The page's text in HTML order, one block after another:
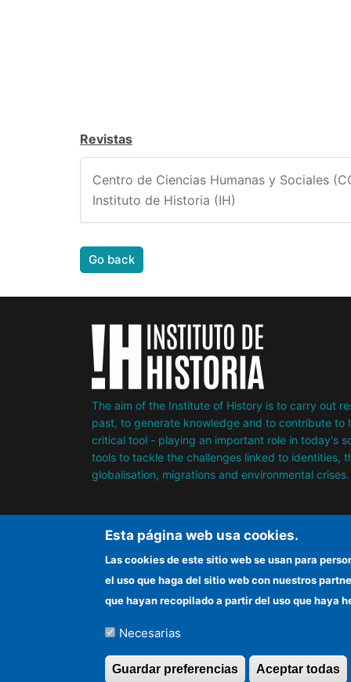
Revistas
Centro de Ciencias Humanas y Sociales
Instituto de Historia (IH)
Go back
The aim of the Institute of History is to carry out
past, to generate knowledge and to contribute to
critical tool - playing an important role in today's
tools to tackle the challenges linked to identities,
globalisation, migrations and environmental crises.
©Copyright 2026 Todos los derechos
Esta página web usa cookies.
Las cookies de este sitio web se usan para
el uso que haga del sitio web con nuestros
que hayan recopilado a partir del uso que haya
Necesarias
Guardar preferencias Aceptar todas